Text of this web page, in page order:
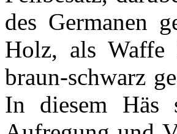
des Germanen
Holz, als Waffe
braun-schwarz
In diesem Häs